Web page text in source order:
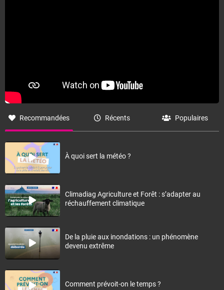
Recommandées Récents Populaires
À quoi sert la météo ?
Climadiag Agriculture et Forêt : s’adapter au
réchauffement climatique
De la pluie aux inondations : un phénomène
devenu extrême
Comment prévoit-on le temps ?